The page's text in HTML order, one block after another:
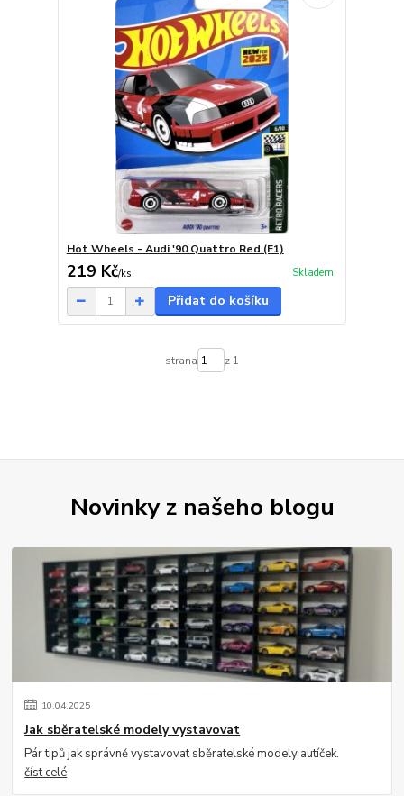
Hot Wheels - Audi '90 Quattro Red (F1)
219 Kč/ks Skladem
Přidat do košíku
strana z 1
Novinky z našeho blogu
10.04.2025
Jak sběratelské modely vystavovat
Pár tipů jak správně vystavovat sběratelské modely autíček.
číst celé